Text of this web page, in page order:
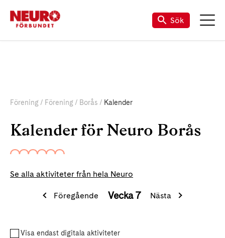
Sök
Förening Förening Borås Kalender
Kalender för Neuro Borås
Se alla aktiviteter från hela Neuro
Föregående Vecka 7 Nästa
Visa endast digitala aktiviteter